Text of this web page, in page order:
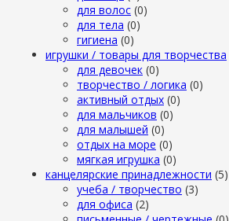
для волос (0)
для тела (0)
гигиена (0)
игрушки / товары для творчества
для девочек (0)
творчество / логика (0)
активный отдых (0)
для мальчиков (0)
для малышей (0)
отдых на море (0)
мягкая игрушка (0)
канцелярские принадлежности (5)
учеба / творчество (3)
для офиса (2)